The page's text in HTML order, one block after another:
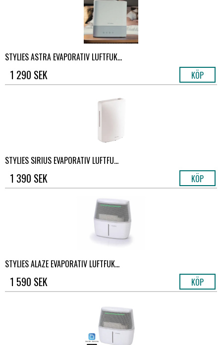
STYLIES ASTRA EVAPORATIV LUFTFUK...
1 290 SEK KÖP
STYLIES SIRIUS EVAPORATIV LUFTFU...
1 390 SEK KÖP
STYLIES ALAZE EVAPORATIV LUFTFUK...
1 590 SEK KÖP